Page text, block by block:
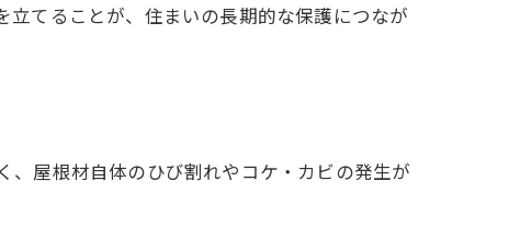
てることが、住まいの長期的な保護につなが
屋根材自体のひび割れやコケ・カビの発生が